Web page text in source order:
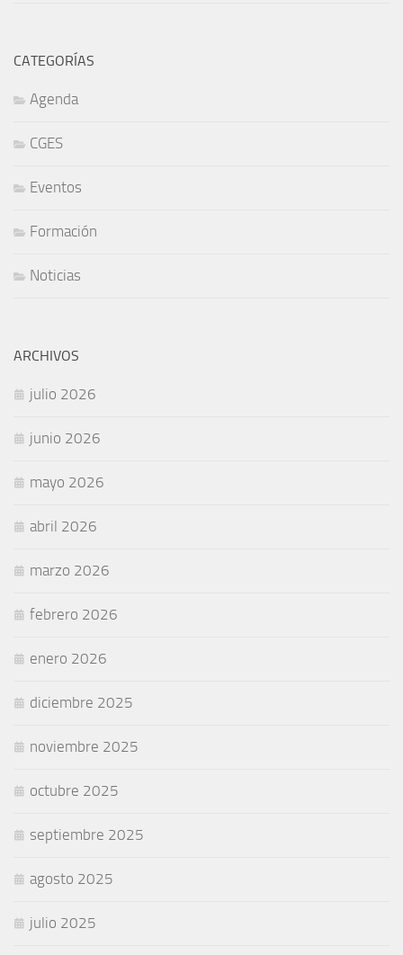
CATEGORÍAS
Agenda
CGES
Eventos
Formación
Noticias
ARCHIVOS
julio 2026
junio 2026
mayo 2026
abril 2026
marzo 2026
febrero 2026
enero 2026
diciembre 2025
noviembre 2025
octubre 2025
septiembre 2025
agosto 2025
julio 2025